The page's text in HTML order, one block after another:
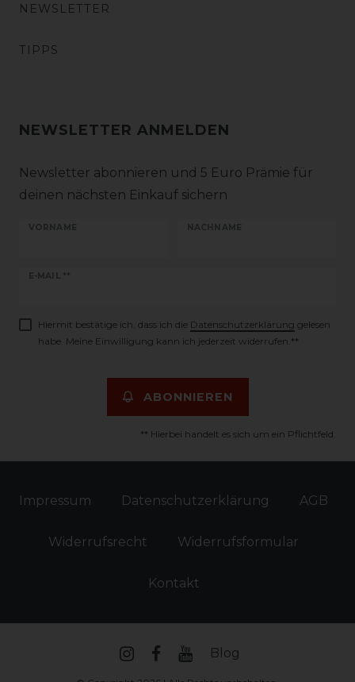
NEWSLETTER
TIPPS
NEWSLETTER ANMELDEN
Newsletter abonnieren und 5 Euro Prämie für
deinen nächsten Einkauf sichern
VORNAME NACHNAME
E-MAIL **
Newsletter
Hiermit bestätige ich, dass ich die Daten­schutz­erklärung gelesen
habe. Meine Einwilligung kann ich jederzeit widerrufen.**
ABONNIEREN
** Hierbei handelt es sich um ein Pflichtfeld.
Impressum Daten­schutz­erklärung AGB
Widerrufs­recht Widerrufs­formular
Kontakt
Blog